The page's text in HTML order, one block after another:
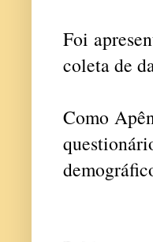
Foi
coleta de
Como